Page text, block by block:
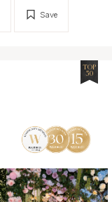
Save
TOP
50